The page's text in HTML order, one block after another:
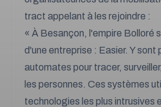
tract appelant à les rejoindre :
« À Besançon, l'empire Bolloré
d'une entreprise : Easier. Y sont
automates pour tracer,
les personnes. Ces systèmes
technologies les plus intrusives